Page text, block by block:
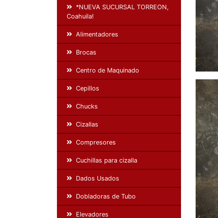
*NUEVA SUCURSAL TORREON,
Coahuila!
Alimentadores
Brocas
Centro de Maquinado
Cepillos
Chucks
Cizallas
Compresores
Cuchillas para cizalla
Dados Usados
Dobladoras de Tubo
Elevadores